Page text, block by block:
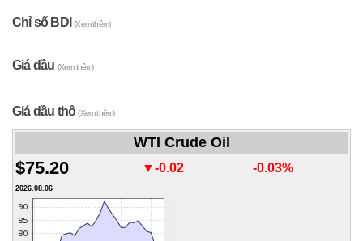
Chỉ số BDI(Xem thêm)
Giá dầu (Xem thêm)
Giá dầu thô(Xem thêm)
WTI Crude Oil
$75.20 ▼-0.02 -0.03%
2026.08.06